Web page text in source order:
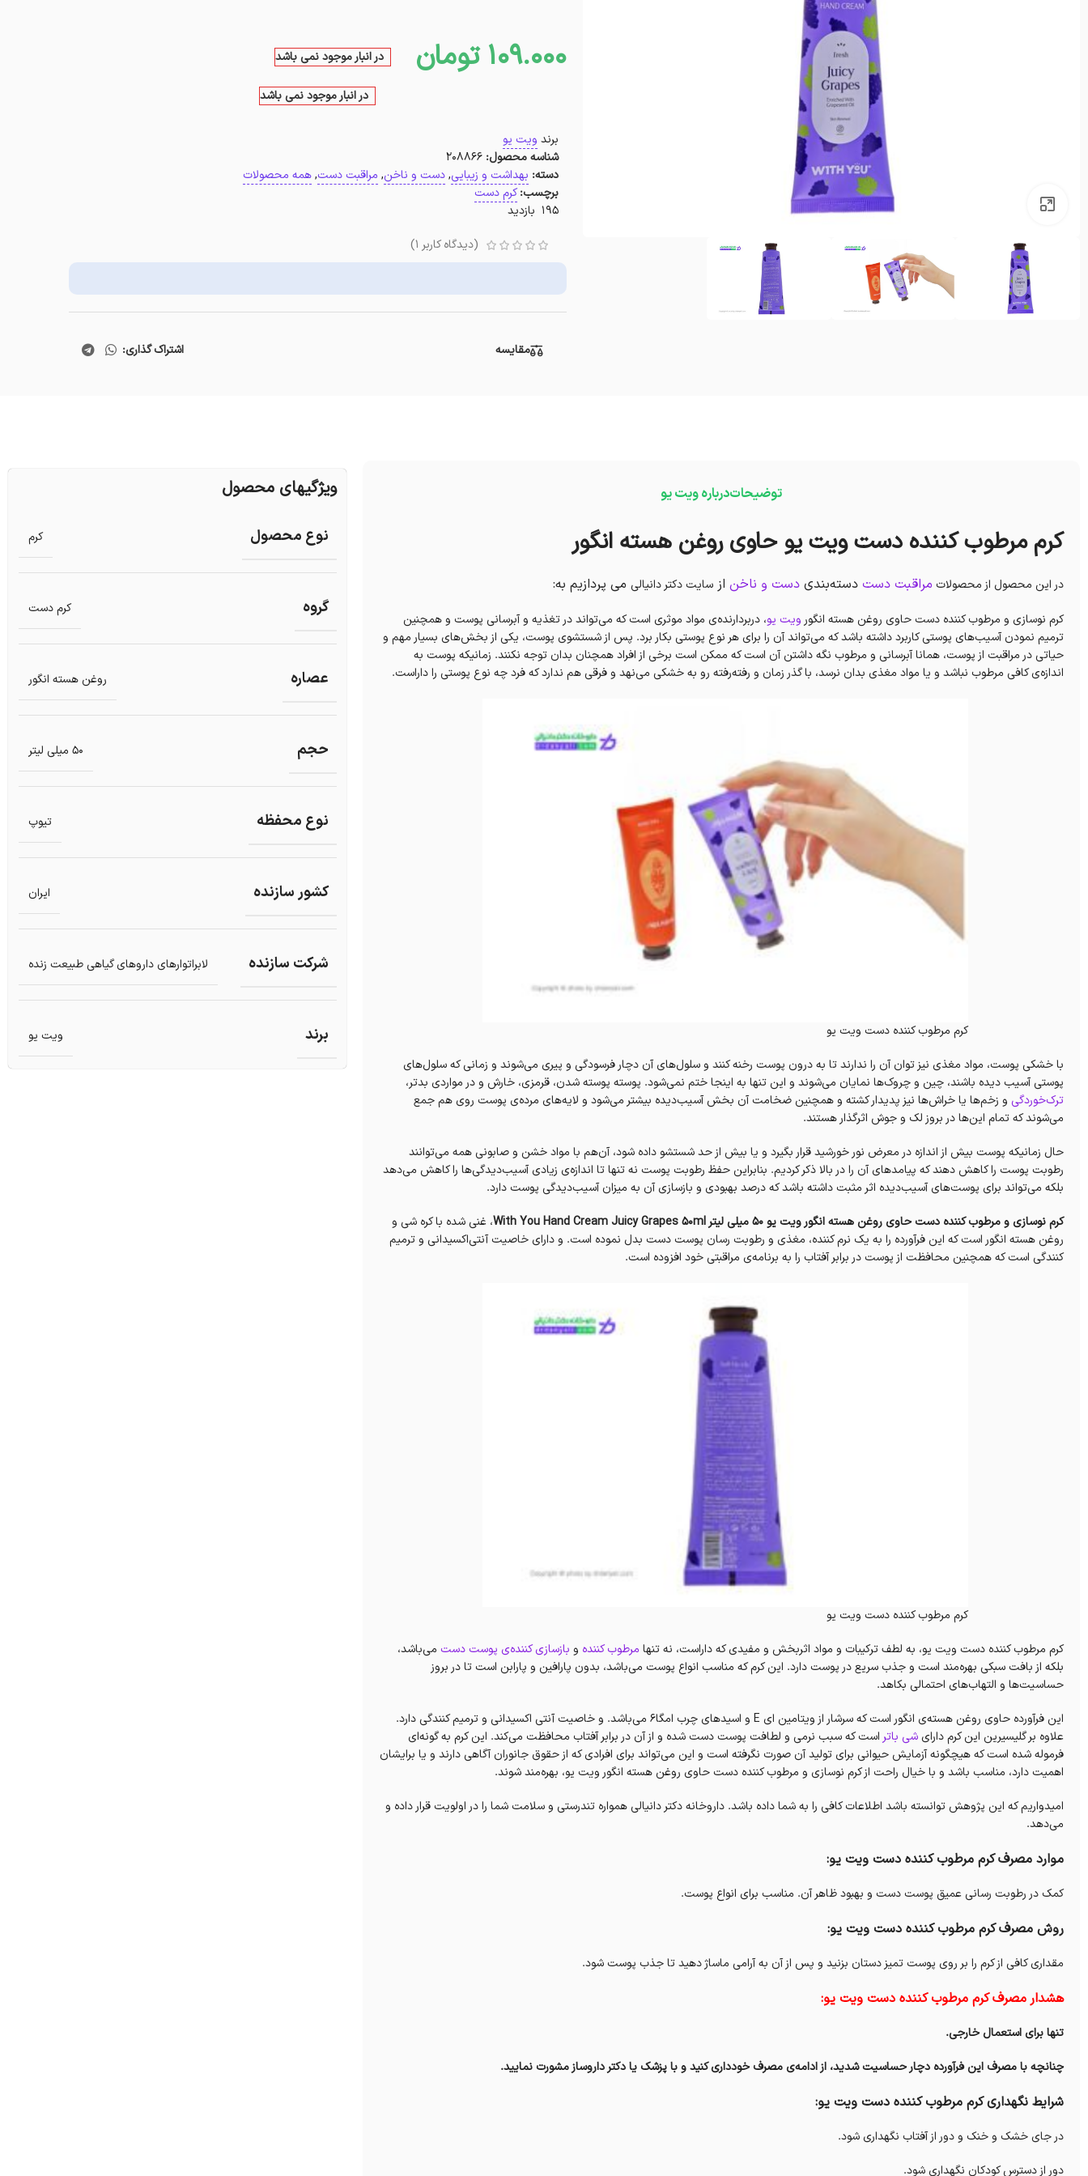
109.000 تومان در انبار موجود نمی باشد
در انبار موجود نمی باشد
برند ویت یو
شناسه محصول:208866
دسته: بهداشت و زیبایی, دست و ناخن, مراقبت دست, همه محصولات
برچسب: کرم دست
195 بازدید
(دیدگاه کاربر 1
)
مقایسه اشتراک گذاری:
توضیحاتدرباره ویت یو
کرم مرطوب کننده دست ویت یو حاوی روغن هسته انگور
در این محصول از محصولات مراقبت دست دسته‌بندی دست و ناخن از سایت دکتر دانیالی می پردازیم به:
کرم نوسازی و مرطوب کننده دست حاوی روغن هسته انگورویت یو، دربردارنده‌ی مواد موثری است که می‌تواند در تغذیه و آبرسانی پوست و همچنین
ترمیم نمودن آسیب‌های پوستی کاربرد داشته باشد که می‌تواند آن را برای هر نوع پوستی بکار برد. پس از شستشوی پوست، یکی از بخش‌های بسیار مهم و
حیاتی در مراقبت از پوست، همانا آبرسانی و مرطوب نگه داشتن آن است که ممکن است برخی از افراد همچنان بدان توجه نکنند. زمانیکه پوست به
اندازه‌ی کافی مرطوب نباشد و یا مواد مغذی بدان نرسد، با گذر زمان و رفته‌رفته رو به خشکی می‌نهد و فرقی هم ندارد که فرد چه نوع پوستی را داراست.
کرم مرطوب کننده دست ویت یو
با خشکی پوست، مواد مغذی نیز توان آن را ندارند تا به درون پوست رخنه کنند و سلول‌های آن دچار فرسودگی و پیری می‌شوند و زمانی که سلول‌های
پوستی آسیب دیده باشند، چین و چروک‌ها نمایان می‌شوند و این تنها به اینجا ختم نمی‌شود. پوسته پوسته شدن، قرمزی، خارش و در مواردی بدتر،
ترک‌خوردگی و زخم‌ها یا خراش‌ها نیز پدیدار کشته و همچنین ضخامت آن بخش آسیب‌دیده بیشتر می‌شود و لایه‌های مرده‌ی پوست روی هم جمع
می‌شوند که تمام این‌ها در بروز لک و جوش اثرگذار هستند.
حال زمانیکه پوست بیش از اندازه در معرض نور خورشید قرار بگیرد و یا بیش از حد شستشو داده شود، آن‌هم با مواد خشن و صابونی همه می‌توانند
رطوبت پوست را کاهش دهند که پیامدهای آن را در بالا ذکر کردیم. بنابراین حفظ رطوبت پوست نه تنها تا اندازه‌ی زیادی آسیب‌دیدگی‌ها را کاهش می‌دهد
بلکه می‌تواند برای پوست‌های آسیب‌دیده اثر مثبت داشته باشد که درصد بهبودی و بازساز‌ی آن به میزان آسیب‌دیدگی پوست دارد.
کرم نوسازی و مرطوب کننده دست حاوی روغن هسته انگور ویت یو 50 میلی لیتر With You Hand Cream Juicy Grapes 50ml
، غنی شده با کره شی و
روغن هسته انگور است که این فرآورده را به یک نرم کننده، مغذی و رطوبت رسان پوست دست بدل نموده است‌. و دارای خاصیت آنتی‌اکسیدانی و ترمیم
کنندگی است که همچنین محافظت از پوست در برابر آفتاب را به برنامه‌ی مراقبتی خود افزوده است.
کرم مرطوب کننده دست ویت یو
کرم مرطوب کننده دست ویت یو، به لطف ترکیبات و مواد اثربخش و مفیدی که داراست، نه تنها مرطوب کننده و بازساز‌ی کننده‌ی پوست دست می‌باشد،
بلکه از بافت سبکی بهره‌مند است و جذب سریع در پوست دارد. این کرم که مناسب انواع پوست می‌باشد، بدون پارافین و پارابن است تا در بروز
حساسیت‌ها و التهاب‌های احتمالی بکاهد.
این فرآورده حاوی روغن هسته‌ی انگور است که سرشار از ویتامین ای E و اسیدهای چرب امگا۶ می‌باشد. و خاصیت آنتی اکسیدانی و ترمیم کنندگی دارد.
علاوه بر گلیسیرین این کرم دارایشی باتراست که سبب نرمی و لطافت پوست دست شده و از آن در برابر آفتاب محافظت می‌کند. این کرم به‌ گونه‌ای
فرموله شده است که هیچگونه آزمایش حیوانی برای تولید آن صورت نگرفته است و این می‌تواند برای افرادی که از حقوق جانوران آگاهی دارند و یا برایشان
اهمیت دارد، مناسب باشد و با خیال راحت از کرم نوسازی و مرطوب کننده دست حاوی روغن هسته انگور ویت یو، بهره‌مند شوند.
امیدواریم که این پژوهش توانسته باشد اطلاعات کافی را به شما داده باشد. داروخانه دکتر دانیالی همواره تندرستی و سلامت شما را در اولویت قرار داده و
می‌دهد.
موارد مصرف کرم مرطوب کننده دست ویت یو:
کمک در رطوبت رسانی عمیق پوست دست و بهبود ظاهر آن. مناسب برای انواع پوست.
روش مصرف کرم مرطوب کننده دست ویت یو:
مقداری کافی از کرم را بر روی پوست تمیز دستان بزنید و پس از آن به آرامی ماساژ دهید تا جذب پوست شود.
هشدار مصرف کرم مرطوب کننده دست ویت یو:
تنها برای استعمال خارجی.
چنانچه با مصرف این فرآورده دچار حساسیت شدید، از ادامه‌ی مصرف خودداری کنید و با پزشک یا دکتر داروساز مشورت نمایید.
شرایط نگهداری کرم مرطوب کننده دست ویت یو:
در جای خشک و خنک و دور از آفتاب نگهداری شود.
دور از دسترس کودکان نگهداری شود.
ویژگیهای محصول
نوع محصول کرم
گروه کرم دست
عصاره روغن هسته انگور
حجم 50 میلی لیتر
نوع محفظه تیوپ
کشور سازنده ایران
شرکت سازنده لابراتوارهای داروهای گیاهی طبیعت زنده
برند ویت یو